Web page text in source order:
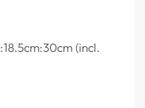
(incl.